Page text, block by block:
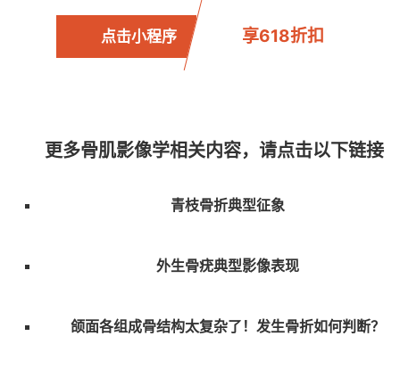
点击小程序 享618折扣
更多骨肌影像学相关内容，请点击以下链接
青枝骨折典型征象
外生骨疣典型影像表现
颌面各组成骨结构太复杂了！发生骨折如何判断？